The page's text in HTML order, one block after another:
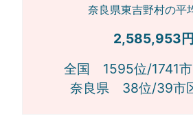
奈良県東吉野村の平
2,585,953円
全国 1595位/1741市
奈良県 38位/39市